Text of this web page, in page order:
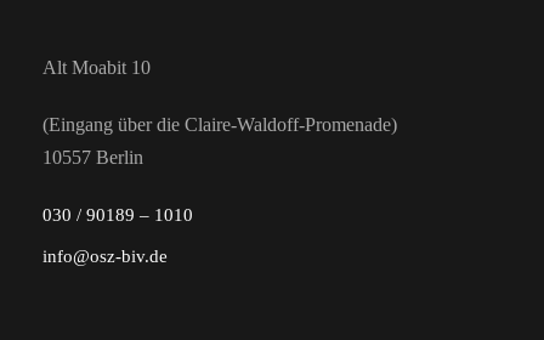
Alt Moabit 10
(Eingang über die Claire-Waldoff-Promenade)
10557 Berlin
030 / 90189 – 1010
info@osz-biv.de